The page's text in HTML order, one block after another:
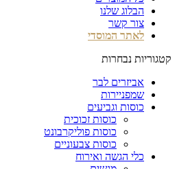
הבלוג שלנו
צור קשר
לאתר המוסדי
קטגוריות נבחרות
אביזרים לבר
שמפניירות
כוסות וגביעים
כוסות זכוכית
כוסות פוליקרבונט
כוסות צבעוניים
כלי הגשה ואירוח